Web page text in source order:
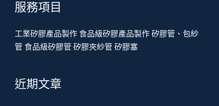
服務項目
工業矽膠產品製作 食品級矽膠產品製作 矽膠管、包紗
管 食品級矽膠管 矽膠夾紗管 矽膠塞
近期文章